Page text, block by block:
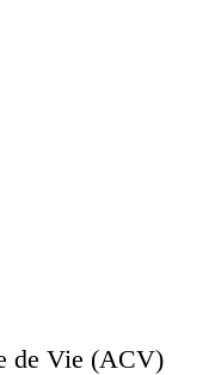
de Vie (ACV)